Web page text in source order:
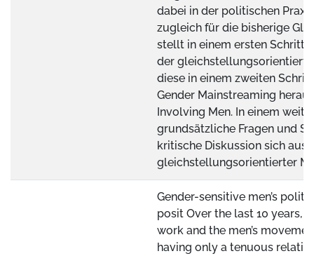
dabei in der politischen
zugleich für die bisherige
stellt in einem ersten Schritt
der
diese in einem zweiten
Gender Mainstreaming
Involving Men. In einem
grundsätzliche Fragen und
kritische Diskussion sich aus
gleichstellungsorientierter
Gender-sensitive men’s
posit Over the last 10 years,
work and the men’s
having only a tenuous